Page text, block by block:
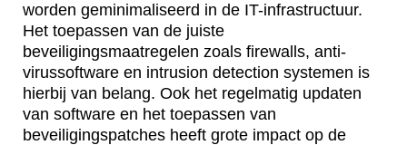
worden geminimaliseerd in de IT-infrastructuur.
Het toepassen van de juiste
beveiligingsmaatregelen zoals firewalls, anti-
virussoftware en intrusion detection systemen is
hierbij van belang. Ook het regelmatig updaten
van software en het toepassen van
beveiligingspatches heeft grote impact op de